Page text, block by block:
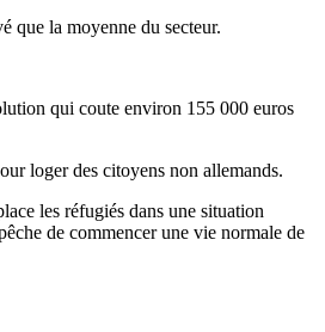
que la moyenne du secteur.
qui coute environ 155 000 euros
loger des citoyens non allemands.
les réfugiés dans une situation
de commencer une vie normale de